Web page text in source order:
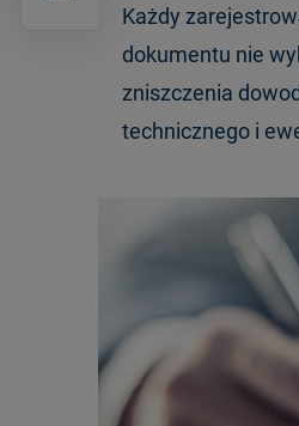
Każdy
dokumentu nie
zniszczenia
technicznego i